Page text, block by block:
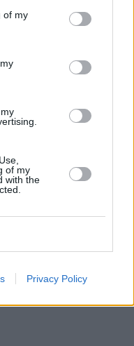
of my
of my
with the
Privacy Policy
μερίδιό της στη
– Το σχέδιο της
μέσω κινητήρων
50.000 θέσεις
μεγαλοστελέχη